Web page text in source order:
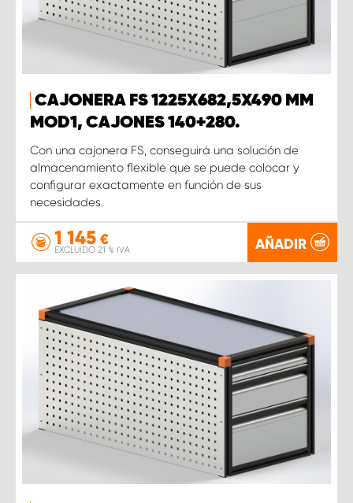
CAJONERA FS 1225X682,5X490 MM
MOD1, CAJONES 140+280.
Con una cajonera FS, conseguirá una solución de
almacenamiento flexible que se puede colocar y
configurar exactamente en función de sus
necesidades.
1 145 €
EXCLUIDO 21 % IVA AÑADIR